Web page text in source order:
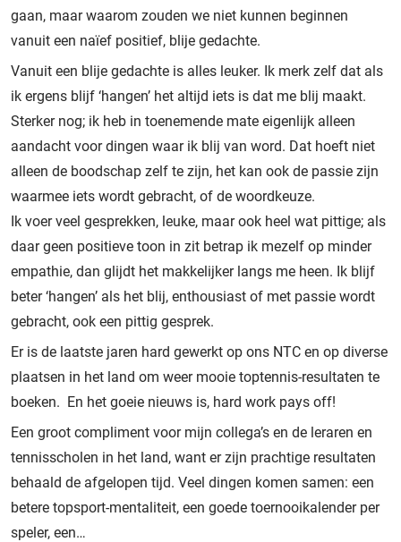
gaan, maar waarom zouden we niet kunnen beginnen
vanuit een naïef positief, blije gedachte.
Vanuit een blije gedachte is alles leuker. Ik merk zelf dat als
ik ergens blijf ‘hangen’ het altijd iets is dat me blij maakt.
Sterker nog; ik heb in toenemende mate eigenlijk alleen
aandacht voor dingen waar ik blij van word. Dat hoeft niet
alleen de boodschap zelf te zijn, het kan ook de passie zijn
waarmee iets wordt gebracht, of de woordkeuze.
Ik voer veel gesprekken, leuke, maar ook heel wat pittige; als
daar geen positieve toon in zit betrap ik mezelf op minder
empathie, dan glijdt het makkelijker langs me heen. Ik blijf
beter ‘hangen’ als het blij, enthousiast of met passie wordt
gebracht, ook een pittig gesprek.
Er is de laatste jaren hard gewerkt op ons NTC en op diverse
plaatsen in het land om weer mooie toptennis-resultaten te
boeken. En het goeie nieuws is, hard work pays off!
Een groot compliment voor mijn collega’s en de leraren en
tennisscholen in het land, want er zijn prachtige resultaten
behaald de afgelopen tijd. Veel dingen komen samen: een
betere topsport-mentaliteit, een goede toernooikalender per
speler, een…